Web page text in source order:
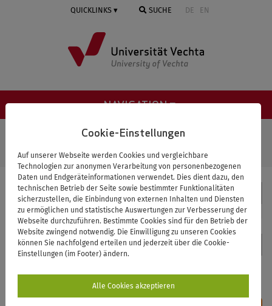
Cookie-Einstellungen
Auf unserer Webseite werden Cookies und vergleichbare
Technologien zur anonymen Verarbeitung von personenbezogenen
Daten und Endgeräteinformationen verwendet. Dies dient dazu, den
technischen Betrieb der Seite sowie bestimmter Funktionalitäten
sicherzustellen, die Einbindung von externen Inhalten und Diensten
zu ermöglichen und statistische Auswertungen zur Verbesserung der
Webseite durchzuführen. Bestimmte Cookies sind für den Betrieb der
Website zwingend notwendig. Die Einwilligung zu unseren Cookies
können Sie nachfolgend erteilen und jederzeit über die Cookie-
Einstellungen (im Footer) ändern.
Alle Cookies akzeptieren
QUICKLINKS SUCHE DE EN
NAVIGATION ≡
VERBUND TRANSFORMATIONSFORSCHUNG AGRAR
PROJEKTE
AGRIFOOD_ONEHEALTH
Verbund Transformationsforschung agrar
Niedersachsen (trafo:agrar)
Kontakt